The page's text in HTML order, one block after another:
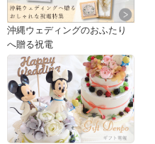
沖縄ウェディングのおふたり
へ贈る祝電